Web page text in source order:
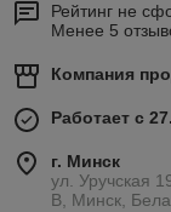
Рейтинг не
Менее 5
Компания
Работает с
г. Минск
ул. Уручская
В, Минск,